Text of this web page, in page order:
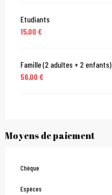
Etudiants
15,00 €
Famille (2 adultes + 2 enfants)
56,00 €
Moyens de paiement
Chèque
Espèces